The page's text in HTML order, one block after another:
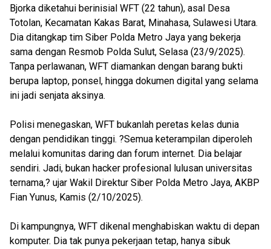
Bjorka diketahui berinisial WFT (22 tahun), asal Desa
Totolan, Kecamatan Kakas Barat, Minahasa, Sulawesi Utara.
Dia ditangkap tim Siber Polda Metro Jaya yang bekerja
sama dengan Resmob Polda Sulut, Selasa (23/9/2025).
Tanpa perlawanan, WFT diamankan dengan barang bukti
berupa laptop, ponsel, hingga dokumen digital yang selama
ini jadi senjata aksinya.
Polisi menegaskan, WFT bukanlah peretas kelas dunia
dengan pendidikan tinggi. ?Semua keterampilan diperoleh
melalui komunitas daring dan forum internet. Dia belajar
sendiri. Jadi, bukan hacker profesional lulusan universitas
ternama,? ujar Wakil Direktur Siber Polda Metro Jaya, AKBP
Fian Yunus, Kamis (2/10/2025).
Di kampungnya, WFT dikenal menghabiskan waktu di depan
komputer. Dia tak punya pekerjaan tetap, hanya sibuk